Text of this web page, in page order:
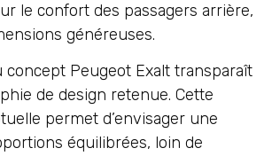
le confort des passagers arrière,
généreuses.
concept Peugeot Exalt transparaît
de design retenue. Cette
permet d’envisager une
équilibrées, loin de